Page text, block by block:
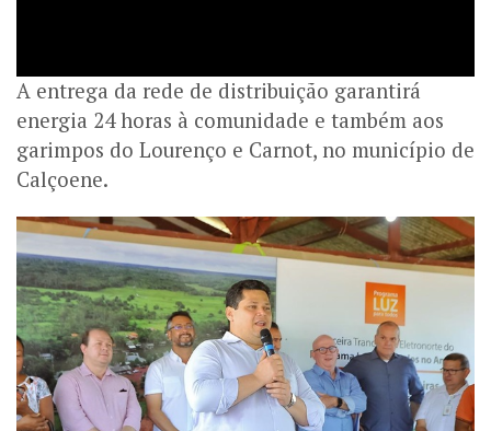
A entrega da rede de distribuição garantirá
energia 24 horas à comunidade e também aos
garimpos do Lourenço e Carnot, no município de
Calçoene.